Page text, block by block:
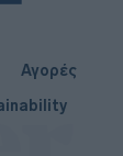
Αγορές